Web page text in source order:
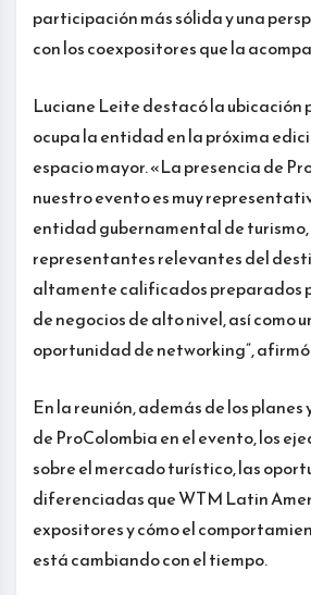
participación más sólida y una
con los coexpositores que la
Luciane Leite destacó la ubicación
ocupa la entidad en la próxima
espacio mayor. «La presencia de
nuestro evento es muy
entidad gubernamental de
representantes relevantes del
altamente calificados preparados
de negocios de alto nivel, así como
oportunidad de networking”,
En la reunión, además de los
de ProColombia en el evento, los
sobre el mercado turístico, las
diferenciadas que WTM Latin
expositores y cómo el
está cambiando con el tiempo.